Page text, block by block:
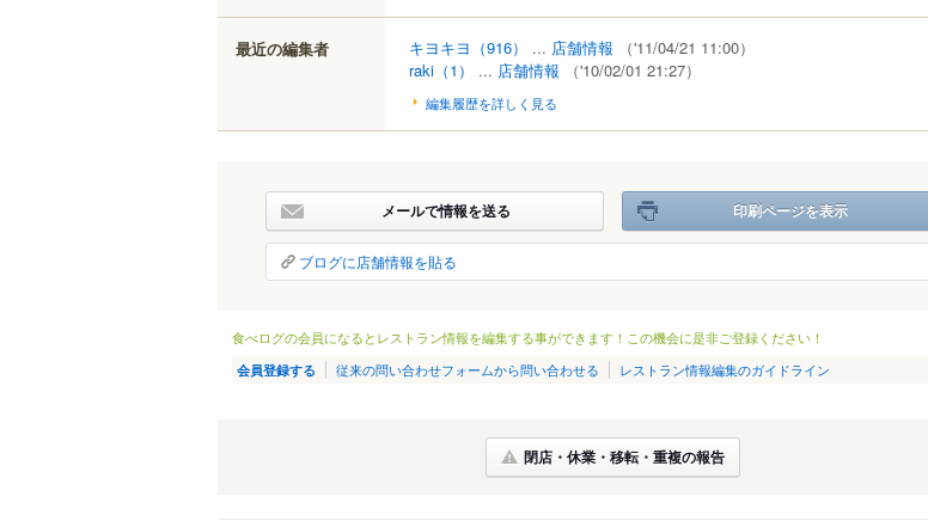
最近の編集者 キヨキヨ （916） ... 店舗情報
（'11/04/21 11:00）
raki （1） ... 店舗情報 （'10/02/01 21:27）
編集履歴を詳しく見る
メールで情報を送る 印刷ページを表示
ブログに店舗情報を貼る
食べログの会員になるとレストラン情報を編集する事ができます！この機会に是非ご登録ください！
会員登録する 従来の問い合わせフォームから問い合わせる レストラン情報編集のガイドライン
閉店・休業・移転・重複の報告